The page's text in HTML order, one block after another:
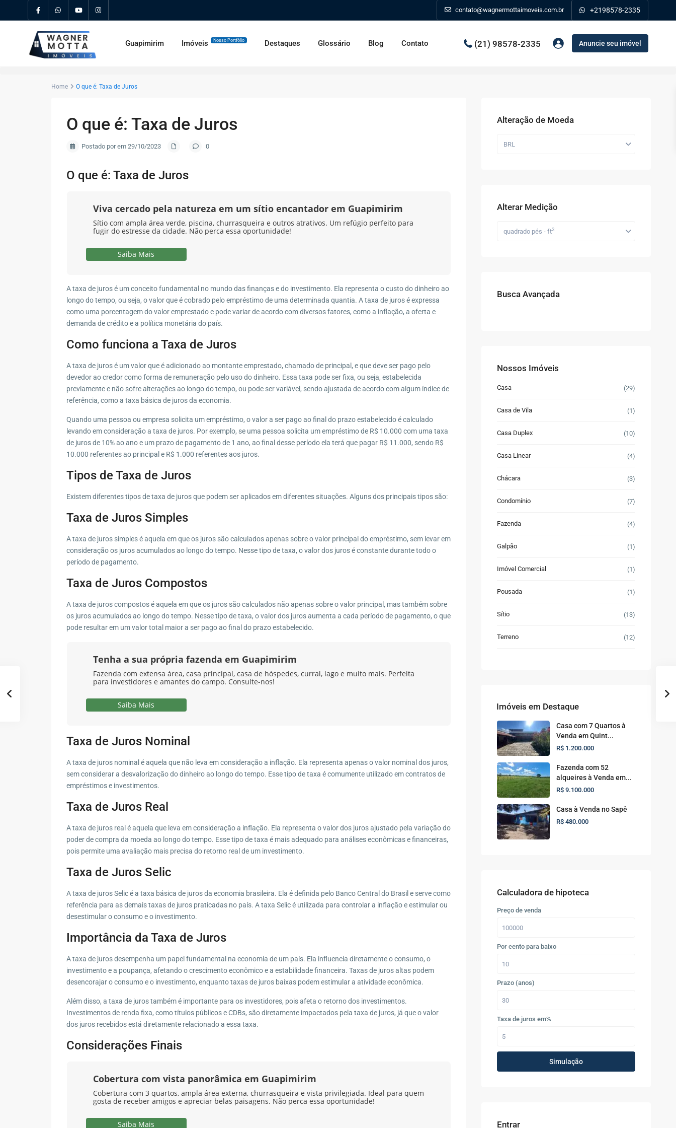
contato@wagnermottaimoveis.com.br +2198578-2335
Guapimirim Imóveis Nosso Portfólio Destaques Glossário Blog Contato (21) 98578-2335 Anuncie seu imóvel
Home O que é: Taxa de Juros
O que é: Taxa de Juros
Postado por em 29/10/2023 0
O que é: Taxa de Juros
Viva cercado pela natureza em um sítio encantador em Guapimirim
Sítio com ampla área verde, piscina, churrasqueira e outros atrativos. Um refúgio perfeito para
fugir do estresse da cidade. Não perca essa oportunidade!
Saiba Mais
A taxa de juros é um conceito fundamental no mundo das finanças e do investimento. Ela representa o custo do dinheiro ao
longo do tempo, ou seja, o valor que é cobrado pelo empréstimo de uma determinada quantia. A taxa de juros é expressa
como uma porcentagem do valor emprestado e pode variar de acordo com diversos fatores, como a inflação, a oferta e
demanda de crédito e a política monetária do país.
Como funciona a Taxa de Juros
A taxa de juros é um valor que é adicionado ao montante emprestado, chamado de principal, e que deve ser pago pelo
devedor ao credor como forma de remuneração pelo uso do dinheiro. Essa taxa pode ser fixa, ou seja, estabelecida
previamente e não sofre alterações ao longo do tempo, ou pode ser variável, sendo ajustada de acordo com algum índice de
referência, como a taxa básica de juros da economia.
Quando uma pessoa ou empresa solicita um empréstimo, o valor a ser pago ao final do prazo estabelecido é calculado
levando em consideração a taxa de juros. Por exemplo, se uma pessoa solicita um empréstimo de R$ 10.000 com uma taxa
de juros de 10% ao ano e um prazo de pagamento de 1 ano, ao final desse período ela terá que pagar R$ 11.000, sendo R$
10.000 referentes ao principal e R$ 1.000 referentes aos juros.
Tipos de Taxa de Juros
Existem diferentes tipos de taxa de juros que podem ser aplicados em diferentes situações. Alguns dos principais tipos são:
Taxa de Juros Simples
A taxa de juros simples é aquela em que os juros são calculados apenas sobre o valor principal do empréstimo, sem levar em
consideração os juros acumulados ao longo do tempo. Nesse tipo de taxa, o valor dos juros é constante durante todo o
período de pagamento.
Taxa de Juros Compostos
A taxa de juros compostos é aquela em que os juros são calculados não apenas sobre o valor principal, mas também sobre
os juros acumulados ao longo do tempo. Nesse tipo de taxa, o valor dos juros aumenta a cada período de pagamento, o que
pode resultar em um valor total maior a ser pago ao final do prazo estabelecido.
Tenha a sua própria fazenda em Guapimirim
Fazenda com extensa área, casa principal, casa de hóspedes, curral, lago e muito mais. Perfeita
para investidores e amantes do campo. Consulte-nos!
Saiba Mais
Taxa de Juros Nominal
A taxa de juros nominal é aquela que não leva em consideração a inflação. Ela representa apenas o valor nominal dos juros,
sem considerar a desvalorização do dinheiro ao longo do tempo. Esse tipo de taxa é comumente utilizado em contratos de
empréstimos e investimentos.
Taxa de Juros Real
A taxa de juros real é aquela que leva em consideração a inflação. Ela representa o valor dos juros ajustado pela variação do
poder de compra da moeda ao longo do tempo. Esse tipo de taxa é mais adequado para análises econômicas e financeiras,
pois permite uma avaliação mais precisa do retorno real de um investimento.
Taxa de Juros Selic
A taxa de juros Selic é a taxa básica de juros da economia brasileira. Ela é definida pelo Banco Central do Brasil e serve como
referência para as demais taxas de juros praticadas no país. A taxa Selic é utilizada para controlar a inflação e estimular ou
desestimular o consumo e o investimento.
Importância da Taxa de Juros
A taxa de juros desempenha um papel fundamental na economia de um país. Ela influencia diretamente o consumo, o
investimento e a poupança, afetando o crescimento econômico e a estabilidade financeira. Taxas de juros altas podem
desencorajar o consumo e o investimento, enquanto taxas de juros baixas podem estimular a atividade econômica.
Além disso, a taxa de juros também é importante para os investidores, pois afeta o retorno dos investimentos.
Investimentos de renda fixa, como títulos públicos e CDBs, são diretamente impactados pela taxa de juros, já que o valor
dos juros recebidos está diretamente relacionado a essa taxa.
Considerações Finais
Cobertura com vista panorâmica em Guapimirim
Cobertura com 3 quartos, ampla área externa, churrasqueira e vista privilegiada. Ideal para quem
gosta de receber amigos e apreciar belas paisagens. Não perca essa oportunidade!
Saiba Mais
Alteração de Moeda
BRL
Alterar Medição
quadrado pés - ft2
Busca Avançada
Nossos Imóveis
Casa (29)
Casa de Vila (1)
Casa Duplex (10)
Casa Linear (4)
Chácara (3)
Condomínio (7)
Fazenda (4)
Galpão (1)
Imóvel Comercial (1)
Pousada (1)
Sítio (13)
Terreno (12)
Imóveis em Destaque
Casa com 7 Quartos à
Venda em Quint...
R$ 1.200.000
Fazenda com 52
alqueires à Venda em...
R$ 9.100.000
Casa à Venda no Sapê
R$ 480.000
Calculadora de hipoteca
Preço de venda
Por cento para baixo
Prazo (anos)
Taxa de juros em%
Simulação
Entrar